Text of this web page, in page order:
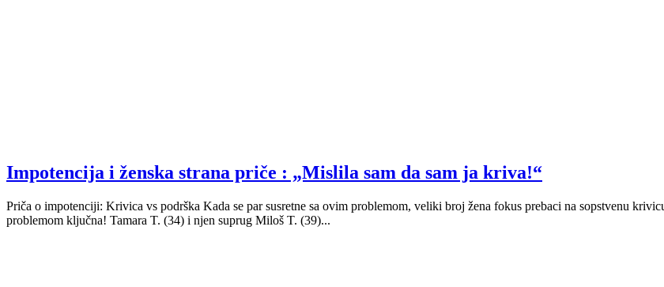
Impotencija i ženska strana priče : „Mislila sam da sam ja kriva!“
Priča o impotenciji: Krivica vs podrška Kada se par susretne sa ovim problemom, veliki broj žena fokus prebaci na sopstvenu
problemom ključna! Tamara T. (34) i njen suprug Miloš T. (39)...